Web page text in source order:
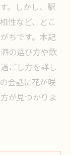
。しかし、駅
性など、どこ
ちです。本記
の選び方や飲
ごし方を詳し
会話に花が咲
が見つかりま